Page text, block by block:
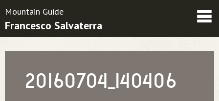
Friends
Mountain Guide
Francesco Salvaterra
20160704_140406